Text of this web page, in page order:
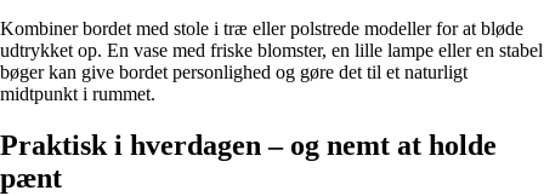
Kombiner bordet med stole i træ eller polstrede modeller for at bløde
udtrykket op. En vase med friske blomster, en lille lampe eller en stabel
bøger kan give bordet personlighed og gøre det til et naturligt
midtpunkt i rummet.
Praktisk i hverdagen – og nemt at holde
pænt